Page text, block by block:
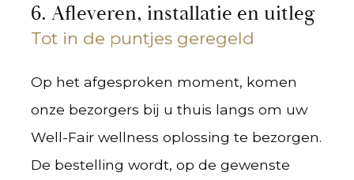
6. Afleveren, installatie en uitleg
Tot in de puntjes geregeld
Op het afgesproken moment, komen
onze bezorgers bij u thuis langs om uw
Well-Fair wellness oplossing te bezorgen.
De bestelling wordt, op de gewenste